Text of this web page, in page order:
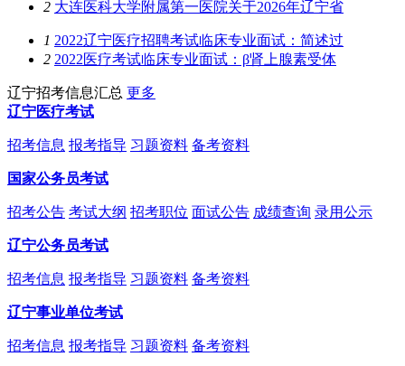
2 大连医科大学附属第一医院关于2026年辽宁省
1 2022辽宁医疗招聘考试临床专业面试：简述过
2 2022医疗考试临床专业面试：β肾上腺素受体
辽宁招考信息汇总 更多
辽宁医疗考试
招考信息 报考指导 习题资料 备考资料
国家公务员考试
招考公告 考试大纲 招考职位 面试公告 成绩查询 录用公示
辽宁公务员考试
招考信息 报考指导 习题资料 备考资料
辽宁事业单位考试
招考信息 报考指导 习题资料 备考资料